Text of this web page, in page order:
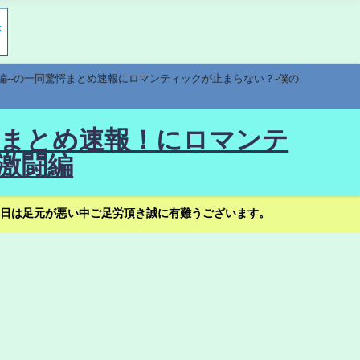
の一同驚愕まとめ速報にロマンティックが止まらない？-僕の
とめ速報！にロマンテ
闘編
足元が悪い中ご足労頂き誠に有難うございます。